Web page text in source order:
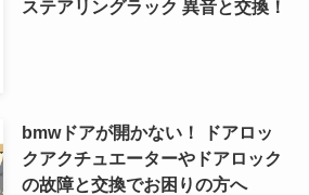
ステアリングラック 異音と交換！
bmwドアが開かない！ ドアロッ
クアクチュエーターやドアロック
の故障と交換でお困りの方へ